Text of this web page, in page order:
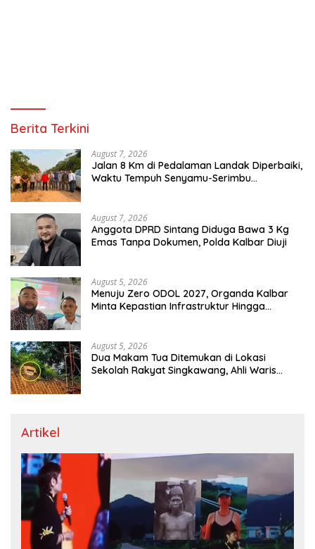
Berita Terkini
August 7, 2026
Jalan 8 Km di Pedalaman Landak Diperbaiki,
Waktu Tempuh Senyamu-Serimbu
August 7, 2026
Anggota DPRD Sintang Diduga Bawa 3 Kg
Emas Tanpa Dokumen, Polda Kalbar Diuji
August 5, 2026
Menuju Zero ODOL 2027, Organda Kalbar
Minta Kepastian Infrastruktur Hingga
August 5, 2026
Dua Makam Tua Ditemukan di Lokasi
Sekolah Rakyat Singkawang, Ahli Waris
Artikel